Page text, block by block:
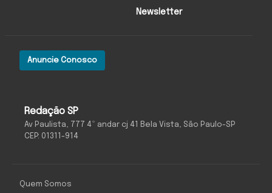
Redação SP
Av Paulista, 777 4º andar cj 41 Bela Vista, São Paulo-SP
CEP: 01311-914
Anuncie Conosco
Newsletter
Quem Somos